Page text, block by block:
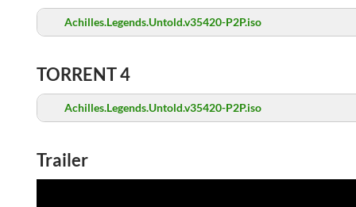
Achilles.Legends.Untold.v35420-P2P.iso
TORRENT 4
Achilles.Legends.Untold.v35420-P2P.iso
Trailer